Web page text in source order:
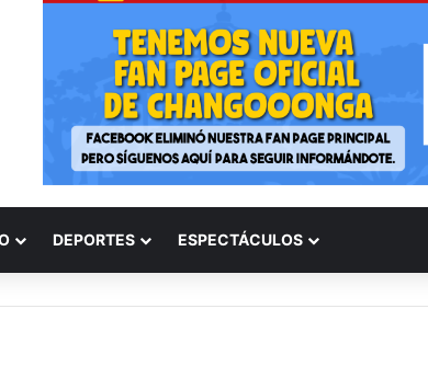
DEPORTES ESPECTÁCULOS